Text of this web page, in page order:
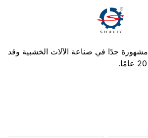
Shuliy Machinery مشهورة جدًا في صناعة الآلات الخشبية وقد